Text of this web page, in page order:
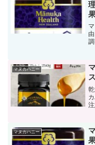
マヌカハニー
マヌカハニー